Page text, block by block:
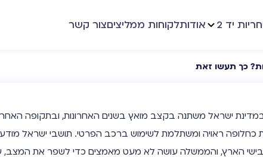
יד 2 אודותלקוחות ממליציםצור קשר
כך תעשו זאת
ישראל משתנה בקצב מואץ בשנים האחרונות, ובתקופה
כחלופה ראויה ומשתלמת לשימוש ברכב הפרטי. תושבי ישראל
הארץ, והממשלה עושה לא מעט מאמצים כדי לשפר את